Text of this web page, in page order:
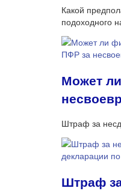
Какой
подоходного
Может
Штраф за
Штраф